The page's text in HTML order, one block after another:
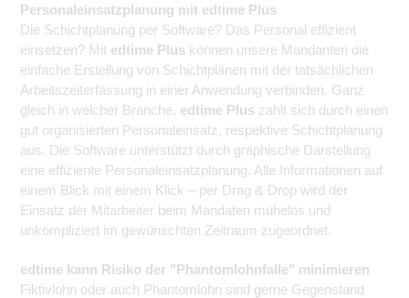
Personaleinsatzplanung mit edtime Plus
Die Schichtplanung per Software? Das Personal effizient
einsetzen? Mit edtime Plus können unsere Mandanten die
einfache Erstellung von Schichtplänen mit der tatsächlichen
Arbeitszeiterfassung in einer Anwendung verbinden. Ganz
gleich in welcher Branche, edtime Plus zahlt sich durch einen
gut organisierten Personaleinsatz, respektive Schichtplanung
aus. Die Software unterstützt durch graphische Darstellung
eine effiziente Personaleinsatzplanung. Alle Informationen auf
einem Blick mit einem Klick – per Drag & Drop wird der
Einsatz der Mitarbeiter beim Mandaten mühelos und
unkompliziert im gewünschten Zeitraum zugeordnet.
edtime kann Risiko der "Phantomlohnfalle" minimieren
Fiktivlohn oder auch Phantomlohn sind gerne Gegenstand